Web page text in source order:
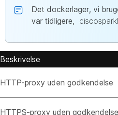
Det dockerlager, vi
var tidligere,
Beskrivelse
HTTP-proxy uden godkendelse
HTTPS-proxy uden godkendelse